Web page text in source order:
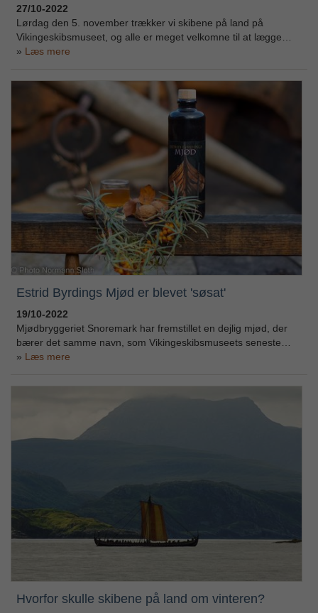
27/10-2022
Lørdag den 5. november trækker vi skibene på land på
Vikingeskibsmuseet, og alle er meget velkomne til at lægge…
Læs mere
Estrid Byrdings Mjød er blevet 'søsat'
19/10-2022
Mjødbryggeriet Snoremark har fremstillet en dejlig mjød, der
bærer det samme navn, som Vikingeskibsmuseets seneste…
Læs mere
Hvorfor skulle skibene på land om vinteren?